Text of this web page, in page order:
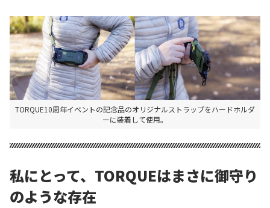
TORQUE10周年イベントの記念品のオリジナルストラップをハードホルダ
ーに装着して使用。
私にとって、TORQUEはまさに御守り
のような存在